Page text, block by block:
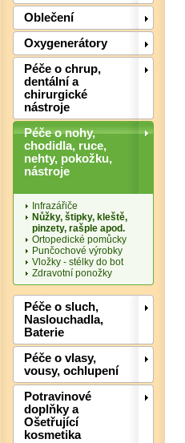
Oblečení
Oxygenerátory
Péče o chrup,
dentální a
chirurgické
nástroje
Péče o nohy,
chodidla, ruce,
nehty, pokožku,
nástroje
Infrazářiče
Nůžky, štipky, kleště,
pinzety, rašple apod.
Ortopedické pomůcky
Punčochové výrobky
Vložky - stélky do bot
Zdravotní ponožky
Péče o sluch,
Naslouchadla,
Baterie
Péče o vlasy,
vousy, ochlupení
Potravinové
doplňky a
Ošetřující
kosmetika